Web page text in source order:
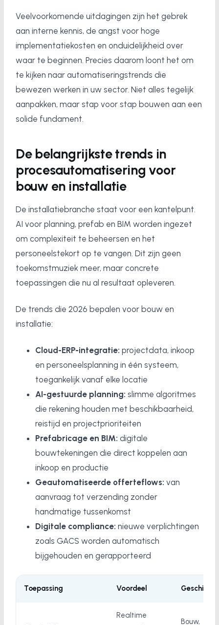
Veelvoorkomende uitdagingen zijn het gebrek
aan interne kennis, de angst voor hoge
implementatiekosten en onduidelijkheid over
waar te beginnen. Precies daarom loont het om
te kijken naar automatiseringstrends die
bewezen werken in uw sector. Niet alles tegelijk
aanpakken, maar stap voor stap bouwen aan een
solide fundament.
De belangrijkste trends in
procesautomatisering voor
bouw en installatie
De installatiebranche staat voor een kantelpunt.
AI voor planning, prefab en BIM worden ingezet
om complexiteit te beheersen en het
personeelstekort op te vangen. Dit zijn geen
toekomstmuziek meer, maar concrete
toepassingen die nu al resultaat opleveren.
De trends die 2026 bepalen voor bouw en
installatie:
Cloud-ERP-integratie: projectdata, inkoop
en personeelsplanning in één systeem,
toegankelijk vanaf elke locatie
AI-gestuurde planning: slimme algoritmes
die rekening houden met beschikbaarheid,
reistijd en projectprioriteiten
Prefabricage en BIM: digitale
bouwtekeningen die direct koppelen aan
inkoop en productie
Geautomatiseerde offerteflows: van
aanvraag tot verzending zonder
handmatige tussenkomst
Digitale compliance: nieuwe verplichtingen
zoals GACS worden automatisch
bijgehouden en gerapporteerd
Toepassing Voordeel Geschikt
Realtime
Bouw,